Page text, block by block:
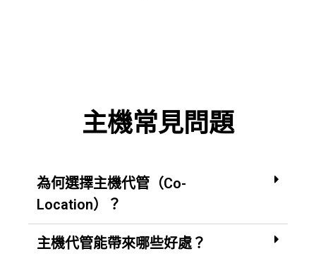
主機常見問題
為何選擇主機代管（Co-
Location）？
主機代管能帶來哪些好處？